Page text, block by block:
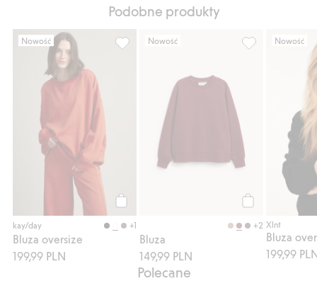
Podobne produkty
Nowość
Kup
kay/day +1
Bluza oversize
199,99 PLN
Nowość
+2
Bluza
149,99 PLN
Bluza, Dodaj
Nowość
Xlnt
Bluza
199,99
Polecane